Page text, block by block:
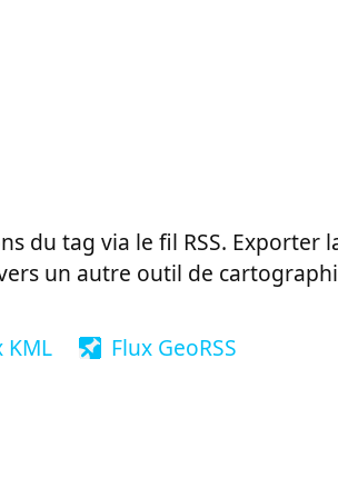
du tag via le fil RSS. Exporter
un autre outil de
KML Flux GeoRSS